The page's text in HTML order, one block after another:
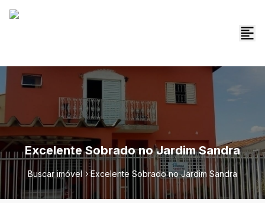
Excelente Sobrado no Jardim Sandra
Buscar imóvel Excelente Sobrado no Jardim Sandra